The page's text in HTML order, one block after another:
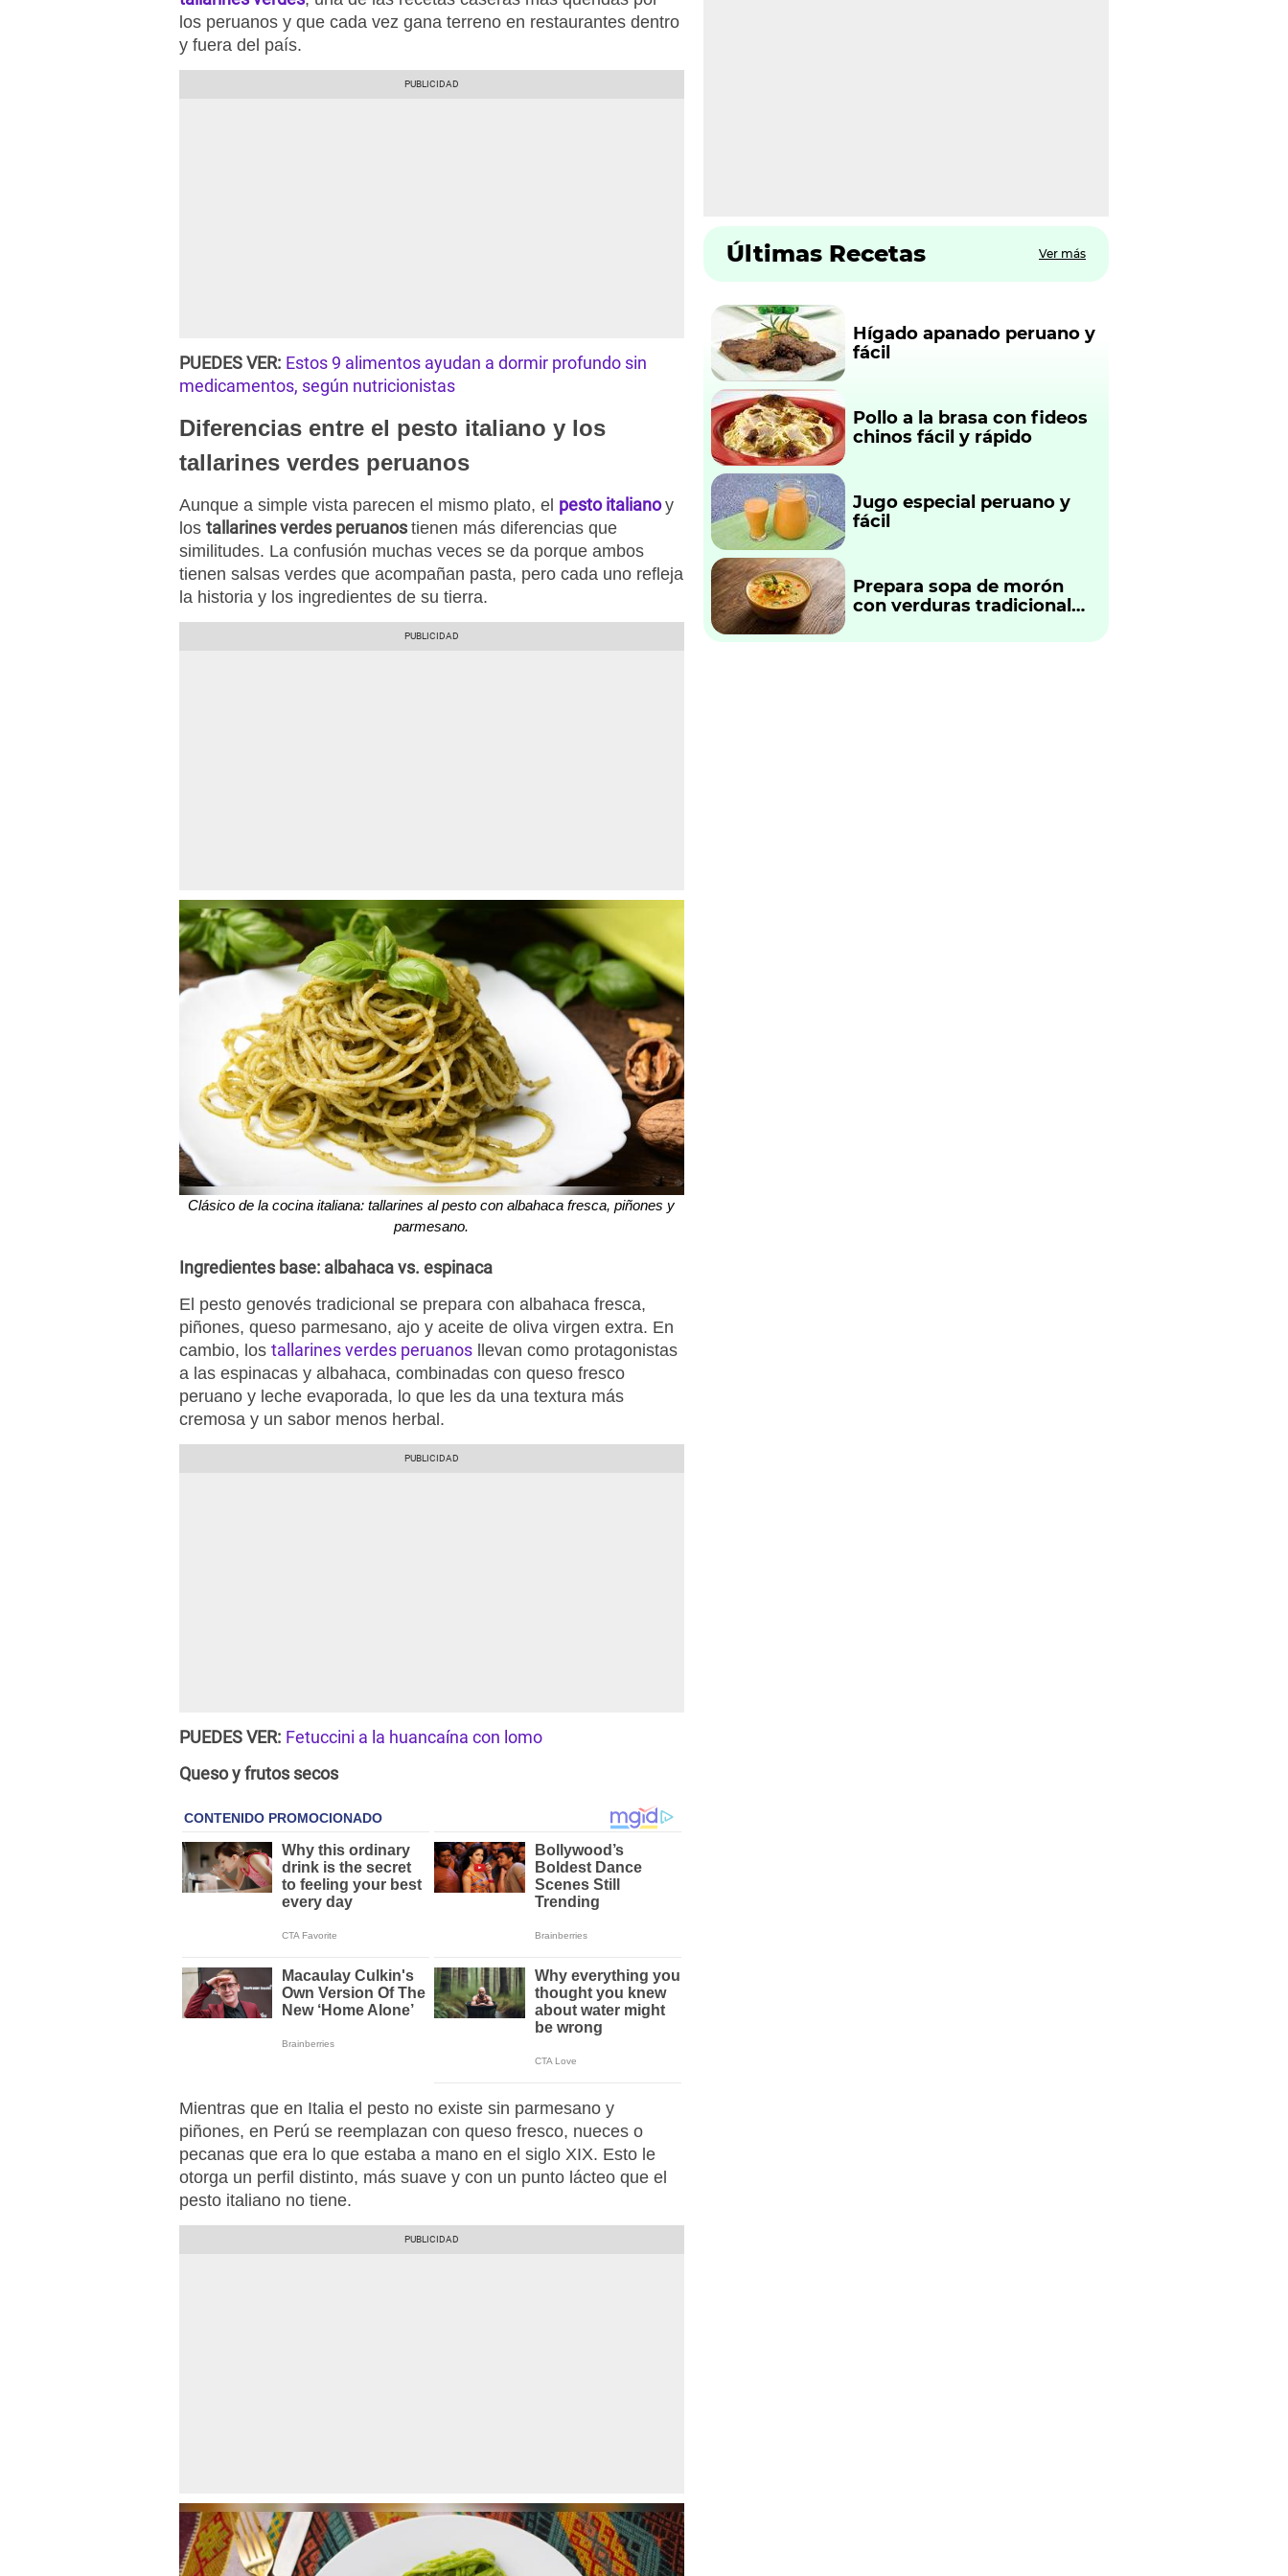
los peruanos y que cada vez gana terreno en restaurantes dentro
y fuera del país.
PUEDES VER: Estos 9 alimentos ayudan a dormir profundo sin
medicamentos, según nutricionistas
Diferencias entre el pesto italiano y los
tallarines verdes peruanos
Aunque a simple vista parecen el mismo plato, el pesto italianoy
los tallarines verdes peruanos tienen más diferencias que
similitudes. La confusión muchas veces se da porque ambos
tienen salsas verdes que acompañan pasta, pero cada uno refleja
la historia y los ingredientes de su tierra.
Clásico de la cocina italiana: tallarines al pesto con albahaca fresca, piñones y
parmesano.
Ingredientes base: albahaca vs. espinaca
El pesto genovés tradicional se prepara con albahaca fresca,
piñones, queso parmesano, ajo y aceite de oliva virgen extra. En
cambio, los tallarines verdes peruanos llevan como protagonistas
a las espinacas y albahaca, combinadas con queso fresco
peruano y leche evaporada, lo que les da una textura más
cremosa y un sabor menos herbal.
PUEDES VER: Fetuccini a la huancaína con lomo
Queso y frutos secos
Mientras que en Italia el pesto no existe sin parmesano y
piñones, en Perú se reemplazan con queso fresco, nueces o
pecanas que era lo que estaba a mano en el siglo XIX. Esto le
otorga un perfil distinto, más suave y con un punto lácteo que el
pesto italiano no tiene.
Últimas Recetas Ver más
Hígado apanado peruano y
fácil
Pollo a la brasa con fideos
chinos fácil y rápido
Jugo especial peruano y
fácil
Prepara sopa de morón
con verduras tradicional